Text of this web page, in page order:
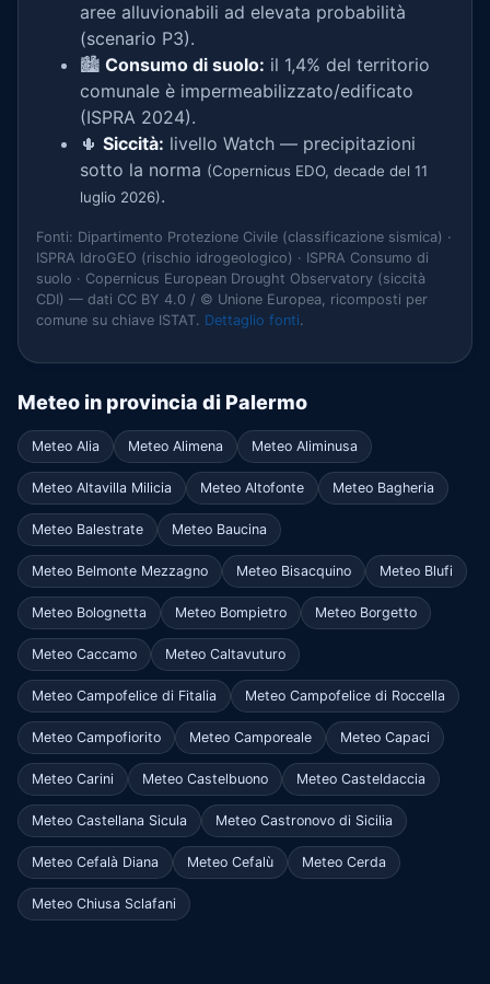
aree alluvionabili ad elevata probabilità
(scenario P3).
🏙️ Consumo di suolo: il 1,4% del territorio
comunale è impermeabilizzato/edificato
(ISPRA 2024).
🌵 Siccità: livello Watch — precipitazioni
sotto la norma (Copernicus EDO, decade del 11
luglio 2026).
Fonti: Dipartimento Protezione Civile (classificazione sismica) ·
ISPRA IdroGEO (rischio idrogeologico) · ISPRA Consumo di
suolo · Copernicus European Drought Observatory (siccità
CDI) — dati CC BY 4.0 / © Unione Europea, ricomposti per
comune su chiave ISTAT. Dettaglio fonti.
Meteo in provincia di Palermo
Meteo Alia Meteo Alimena Meteo Aliminusa
Meteo Altavilla Milicia Meteo Altofonte Meteo Bagheria
Meteo Balestrate Meteo Baucina
Meteo Belmonte Mezzagno Meteo Bisacquino Meteo Blufi
Meteo Bolognetta Meteo Bompietro Meteo Borgetto
Meteo Caccamo Meteo Caltavuturo
Meteo Campofelice di Fitalia Meteo Campofelice di Roccella
Meteo Campofiorito Meteo Camporeale Meteo Capaci
Meteo Carini Meteo Castelbuono Meteo Casteldaccia
Meteo Castellana Sicula Meteo Castronovo di Sicilia
Meteo Cefalà Diana Meteo Cefalù Meteo Cerda
Meteo Chiusa Sclafani